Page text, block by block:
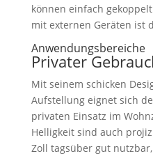
können einfach
mit externen Geräten ist
Anwendungsbereiche
Privater
Mit seinem schicken
Aufstellung eignet sich
privaten Einsatz im
Helligkeit sind auch
Zoll tagsüber gut